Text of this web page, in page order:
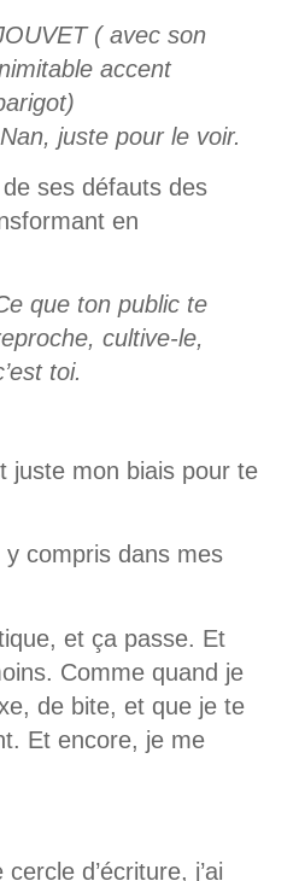
( avec son
accent
Nan, juste pour le voir.
ses défauts des
en
que ton public te
cultive-le,
toi.
juste mon biais pour te
compris dans mes
et ça passe. Et
Comme quand je
de bite, et que je te
Et encore, je me
d’écriture, j’ai